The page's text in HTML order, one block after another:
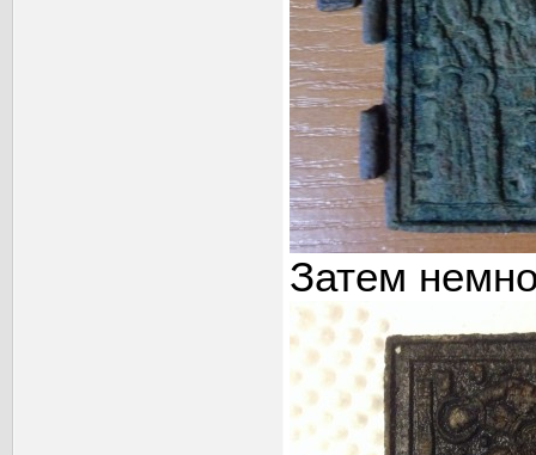
Затем